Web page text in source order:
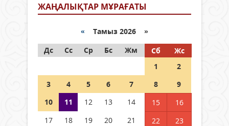
ЖАҢАЛЫҚТАР МҰРАҒАТЫ
« Тамыз 2026 »
Дс
Сс Ср Бс Жм Сб
Жс
1
2
3
4 5 6 7 8
9
10
11 12 13 14 15
16
17
18 19 20 21 22
23